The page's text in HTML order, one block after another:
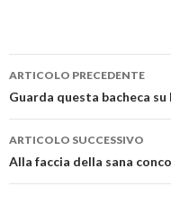
Navigazione
articolo
ARTICOLO PRECEDENTE
Guarda questa bacheca
ARTICOLO SUCCESSIVO
Alla faccia della sana